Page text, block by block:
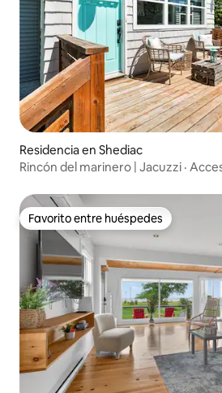
Residencia en Shediac
Rincón del marinero | Jacuzzi ·
Favorito entre huéspedes
Favorito entre huéspedes